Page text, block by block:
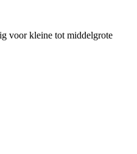
voor kleine tot middelgrote